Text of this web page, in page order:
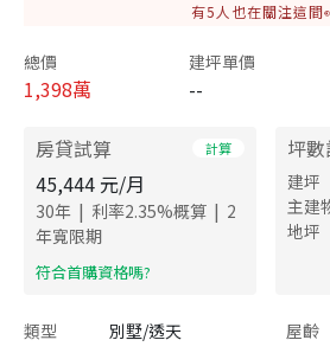
有5 人也在關注這間
總價
1,398萬
建坪單價
--
房貸試算 計算
45,444 元/月
30年 | 利率2.35%概算 | 2
年寬限期
​符合首購資格嗎?
坪
建坪
主建
地坪
類型 別墅/透天 屋齡